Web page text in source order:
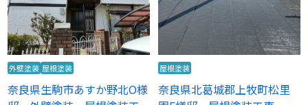
外壁塗装 屋根塗装
奈良県生駒市あすか野北O様
屋根塗装
奈良県北葛城郡上牧町松里